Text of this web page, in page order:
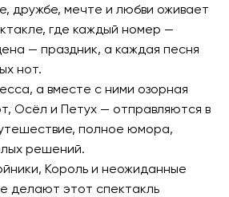
спектакль
в Израиле
дружбе, мечте и любви оживает
где каждый номер —
— праздник, а каждая песня
нот.
а вместе с ними озорная
Осёл и Петух — отправляются в
полное юмора,
решений.
Король и неожиданные
делают этот спектакль